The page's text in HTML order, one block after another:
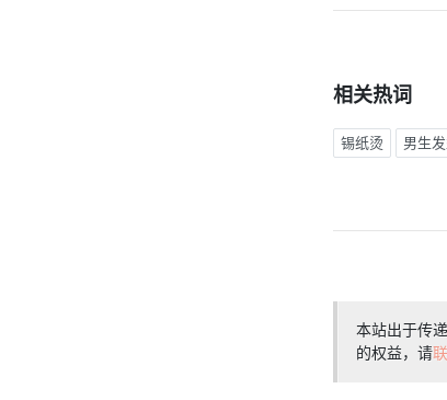
相关热词
锡纸烫 男生
本站出于传
的权益，请